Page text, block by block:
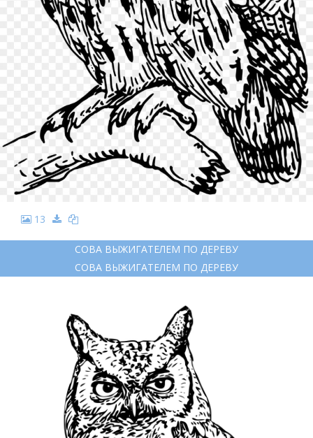
13
СОВА ВЫЖИГАТЕЛЕМ ПО ДЕРЕВУ
СОВА ВЫЖИГАТЕЛЕМ ПО ДЕРЕВУ